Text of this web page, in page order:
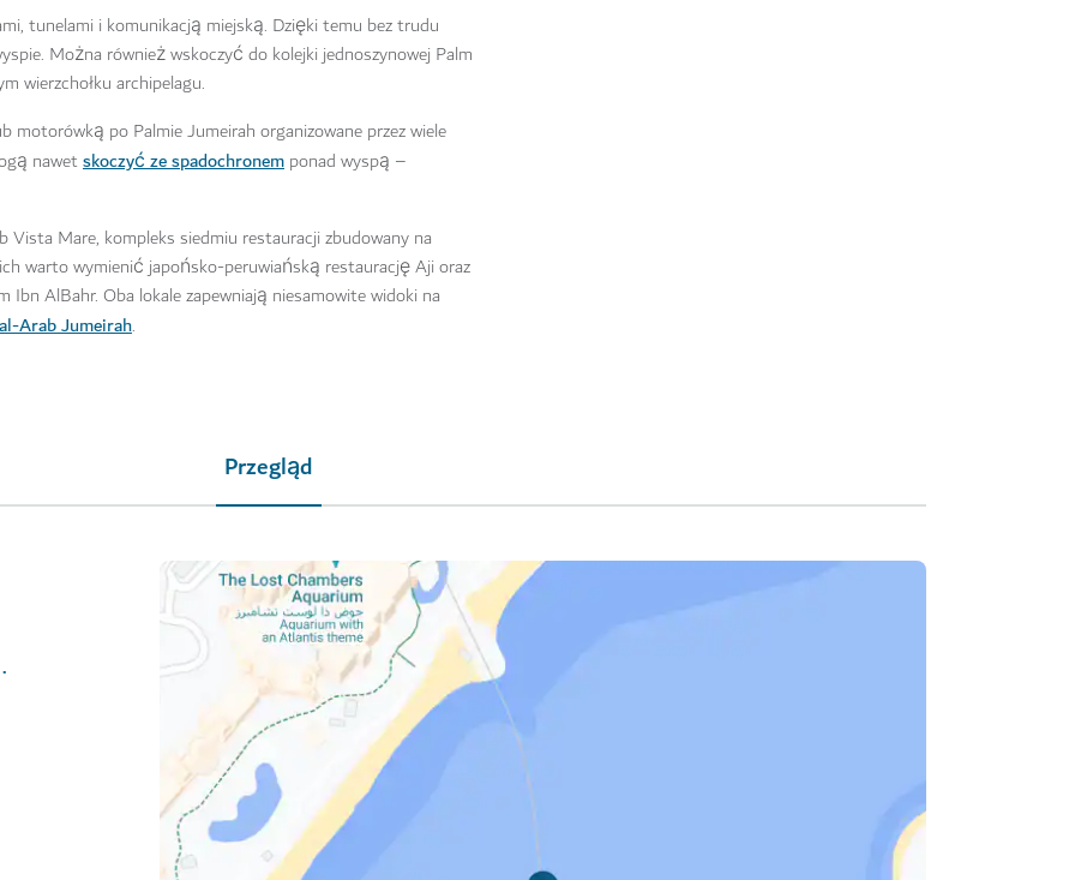
tunelami i komunikacją miejską. Dzięki temu bez trudu
Można również wskoczyć do kolejki jednoszynowej Palm
wierzchołku archipelagu.
po Palmie Jumeirah organizowane przez wiele
nawetskoczyć ze spadochronem ponad wyspą –
Mare, kompleks siedmiu restauracji zbudowany na
warto wymienić japońsko-peruwiańską restaurację Aji oraz
AlBahr. Oba lokale zapewniają niesamowite widoki na
Arab Jumeirah.
Przegląd